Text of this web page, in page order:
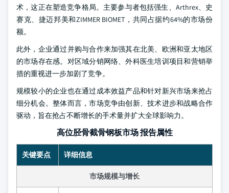
术，这正在塑造竞争格局。主要参与者包括强生、Arthrex、史
赛克、捷迈邦美和ZIMMER BIOMET，共同占据约64%的市场份
额。
此外，企业通过并购与合作来加强其在北美、欧洲和亚太地区
的市场存在感。对区域分销网络、外科医生培训项目和营销举
措的重视进一步加剧了竞争。
规模较小的企业也在通过成本效益产品和针对新兴市场来抢占
细分机会。整体而言，市场竞争由创新、技术进步和战略合作
驱动，旨在抢占不断增长的手术量并扩大全球影响力。
高位胫骨截骨钢板市场 报告属性
关键要点 详细信息
市场规模与增长